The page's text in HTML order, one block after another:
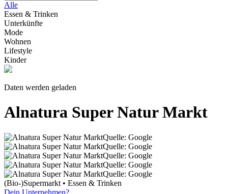
Alle
Essen & Trinken
Unterkünfte
Mode
Wohnen
Lifestyle
Kinder
Daten werden geladen
Alnatura Super Natur Markt
Quelle: Google
Quelle: Google
Quelle: Google
Quelle: Google
Quelle: Google
(Bio-)Supermarkt • Essen & Trinken
Dein Unternehmen?